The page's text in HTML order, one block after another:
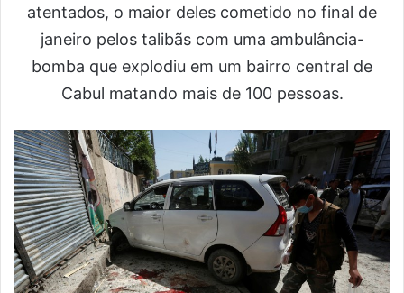
atentados, o maior deles cometido no final de
janeiro pelos talibãs com uma ambulância-
bomba que explodiu em um bairro central de
Cabul matando mais de 100 pessoas.